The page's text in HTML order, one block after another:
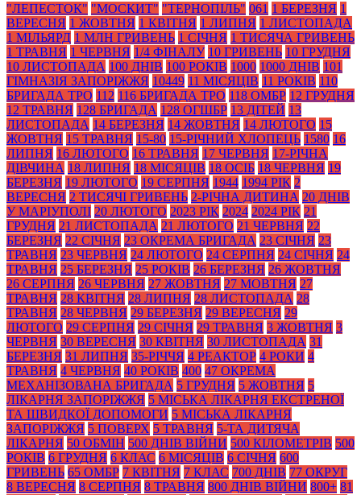
"ЛЕПЕСТОК" "МОСКИТ" "ТЕРНОПІЛЬ" 061 1 БЕРЕЗНЯ 1
ВЕРЕСНЯ 1 ЖОВТНЯ 1 КВІТНЯ 1 ЛИПНЯ 1 ЛИСТОПАДА
1 МІЛЬЯРД 1 МЛН ГРИВЕНЬ 1 СІЧНЯ 1 ТИСЯЧА ГРИВЕНЬ
1 ТРАВНЯ 1 ЧЕРВНЯ 1/4 ФІНАЛУ 10 ГРИВЕНЬ 10 ГРУДНЯ
10 ЛИСТОПАДА 100 ДНІВ 100 РОКІВ 1000 1000 ДНІВ 101
ГІМНАЗІЯ ЗАПОРІЖЖЯ 10449 11 МІСЯЦІВ 11 РОКІВ 110
БРИГАДА ТРО 112 116 БРИГАДА ТРО 118 ОМБР 12 ГРУДНЯ
12 ТРАВНЯ 128 БРИГАДА 128 ОГШБР 13 ДІТЕЙ 13
ЛИСТОПАДА 14 БЕРЕЗНЯ 14 ЖОВТНЯ 14 ЛЮТОГО 15
ЖОВТНЯ 15 ТРАВНЯ 15-80 15-РІЧНИЙ ХЛОПЕЦЬ 1580 16
ЛИПНЯ 16 ЛЮТОГО 16 ТРАВНЯ 17 ЧЕРВНЯ 17-РІЧНА
ДІВЧИНА 18 ЛИПНЯ 18 МІСЯЦІВ 18 ОСІБ 18 ЧЕРВНЯ 19
БЕРЕЗНЯ 19 ЛЮТОГО 19 СЕРПНЯ 1944 1994 РІК 2
ВЕРЕСНЯ 2 ТИСЯЧІ ГРИВЕНЬ 2-РІЧНА ДИТИНА 20 ДНІВ
У МАРІУПОЛІ 20 ЛЮТОГО 2023 РІК 2024 2024 РІК 21
ГРУДНЯ 21 ЛИСТОПАДА 21 ЛЮТОГО 21 ЧЕРВНЯ 22
БЕРЕЗНЯ 22 СІЧНЯ 23 ОКРЕМА БРИГАДА 23 СІЧНЯ 23
ТРАВНЯ 23 ЧЕРВНЯ 24 ЛЮТОГО 24 СЕРПНЯ 24 СІЧНЯ 24
ТРАВНЯ 25 БЕРЕЗНЯ 25 РОКІВ 26 БЕРЕЗНЯ 26 ЖОВТНЯ
26 СЕРПНЯ 26 ЧЕРВНЯ 27 ЖОВТНЯ 27 МОВТНЯ 27
ТРАВНЯ 28 КВІТНЯ 28 ЛИПНЯ 28 ЛИСТОПАДА 28
ТРАВНЯ 28 ЧЕРВНЯ 29 БЕРЕЗНЯ 29 ВЕРЕСНЯ 29
ЛЮТОГО 29 СЕРПНЯ 29 СІЧНЯ 29 ТРАВНЯ 3 ЖОВТНЯ 3
ЧЕРВНЯ 30 ВЕРЕСНЯ 30 КВІТНЯ 30 ЛИСТОПАДА 31
БЕРЕЗНЯ 31 ЛИПНЯ 35-РІЧЧЯ 4 РЕАКТОР 4 РОКИ 4
ТРАВНЯ 4 ЧЕРВНЯ 40 РОКІВ 400 47 ОКРЕМА
МЕХАНІЗОВАНА БРИГАДА 5 ГРУДНЯ 5 ЖОВТНЯ 5
ЛІКАРНЯ ЗАПОРІЖЖЯ 5 МІСЬКА ЛІКАРНЯ ЕКСТРЕНОЇ
ТА ШВИДКОЇ ДОПОМОГИ 5 МІСЬКА ЛІКАРНЯ
ЗАПОРІЖЖЯ 5 ПОВЕРХ 5 ТРАВНЯ 5-ТА ДИТЯЧА
ЛІКАРНЯ 50 ОБМІН 500 ДНІВ ВІЙНИ 500 КІЛОМЕТРІВ 500
РОКІВ 6 ГРУДНЯ 6 КЛАС 6 МІСЯЦІВ 6 СІЧНЯ 600
ГРИВЕНЬ 65 ОМБР 7 КВІТНЯ 7 КЛАС 700 ДНІВ 77 ОКРУГ
8 ВЕРЕСНЯ 8 СЕРПНЯ 8 ТРАВНЯ 800 ДНІВ ВІЙНИ 800+ 81